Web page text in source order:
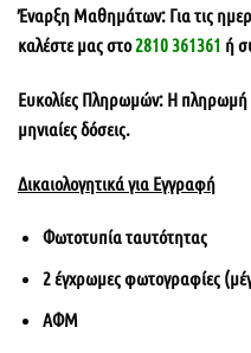
Έναρξη Μαθημάτων: Για τις
καλέστε μας στο2810 361361 ή
Ευκολίες Πληρωμών: Η πληρωμή
μηνιαίες δόσεις.
Δικαιολογητικά για Εγγραφή
Φωτοτυπία ταυτότητας
2 έγχρωμες φωτογραφίες
ΑΦΜ